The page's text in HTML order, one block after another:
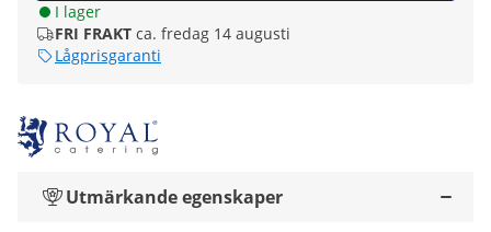
I lager
FRI FRAKT ca. fredag 14 augusti
Lågprisgaranti
Utmärkande egenskaper